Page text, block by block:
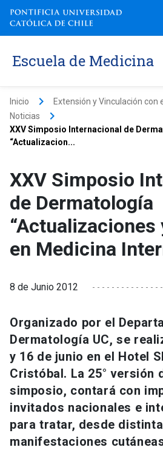
Escuela de Medicina
Inicio keyboard_arrow_right Extensión y Vinculación con
Noticias keyboard_arrow_right
XXV Simposio Internacional de
“Actualizacion...
XXV Simposio
de Dermatología
“Actualizaciones
en Medicina
8 de Junio 2012
Organizado por el
Dermatología UC, se
y 16 de junio en el Hotel
Cristóbal. La 25° versión
simposio, contará con
invitados nacionales e
para tratar, desde
manifestaciones